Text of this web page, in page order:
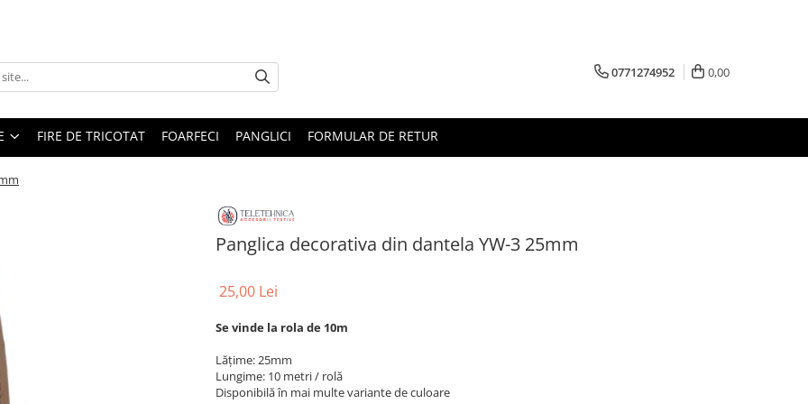
0771274952 0,00
FIRE DE TRICOTAT FOARFECI PANGLICI FORMULAR DE RETUR
Panglica decorativa din dantela YW-3 25mm
25,00 Lei
Se vinde la rola de 10m
Lățime: 25mm
Lungime: 10 metri / rolă
Disponibilă în mai multe variante de culoare